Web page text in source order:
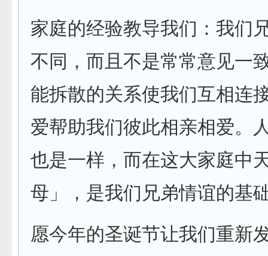
家庭的经验教导我们：我们
不同，而且不是常常意见一
能拆散的关系使我们互相连
爱帮助我们彼此相亲相爱。
也是一样，而在这大家庭中
母」，是我们兄弟情谊的基
愿今年的圣诞节让我们重新